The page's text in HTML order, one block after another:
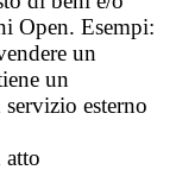
Open. Esempi:
un
un
esterno
atto